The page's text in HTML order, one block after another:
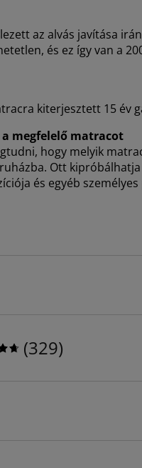
az alvás javítása
és ez így van a
kiterjesztett 15 év
megfelelő matracot
hogy melyik
Ott
és egyéb
(329)